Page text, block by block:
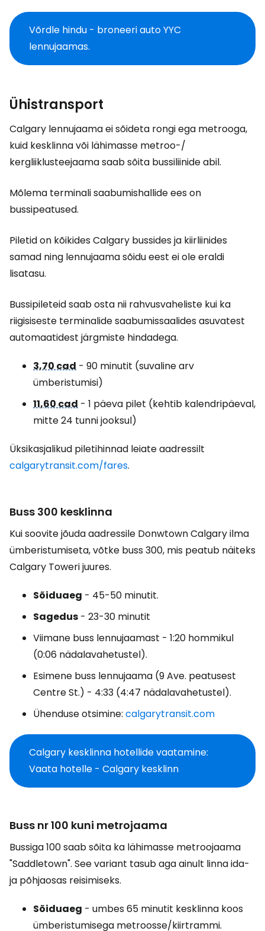
Võrdle hindu - broneeri auto YYC
lennujaamas.
Ühistransport
Calgary lennujaama ei sõideta rongi ega metrooga,
kuid kesklinna või lähimasse metroo-/
kergliiklusteejaama saab sõita bussiliinide abil.
Mõlema terminali saabumishallide ees on
bussipeatused.
Piletid on kõikides Calgary bussides ja kiirliinides
samad ning lennujaama sõidu eest ei ole eraldi
lisatasu.
Bussipileteid saab osta nii rahvusvaheliste kui ka
riigisiseste terminalide saabumissaalides asuvatest
automaatidest järgmiste hindadega.
3,70 cad - 90 minutit (suvaline arv
ümberistumisi)
11,60 cad - 1 päeva pilet (kehtib kalendripäeval,
mitte 24 tunni jooksul)
Üksikasjalikud piletihinnad leiate aadressilt
calgarytransit.com/fares.
Buss 300 kesklinna
Kui soovite jõuda aadressile Donwtown Calgaryilma
ümberistumiseta, võtke buss 300, mis peatub näiteks
Calgary Toweri juures.
Sõiduaeg - 45-50 minutit.
Sagedus - 23-30 minutit
Viimane buss lennujaamast - 1:20 hommikul
(0:06 nädalavahetustel).
Esimene buss lennujaama (9 Ave. peatusest
Centre St.) - 4:33 (4:47 nädalavahetustel).
Ühenduse otsimine: calgarytransit.com
Calgary kesklinna hotellide vaatamine:
Vaata hotelle - Calgary kesklinn
Buss nr 100 kuni metrojaama
Bussiga 100 saab sõita ka lähimasse metroojaama
"Saddletown". See variant tasub aga ainult linna ida-
ja põhjaosas reisimiseks.
Sõiduaeg - umbes 65 minutit kesklinna koos
ümberistumisega metroosse/kiirtrammi.